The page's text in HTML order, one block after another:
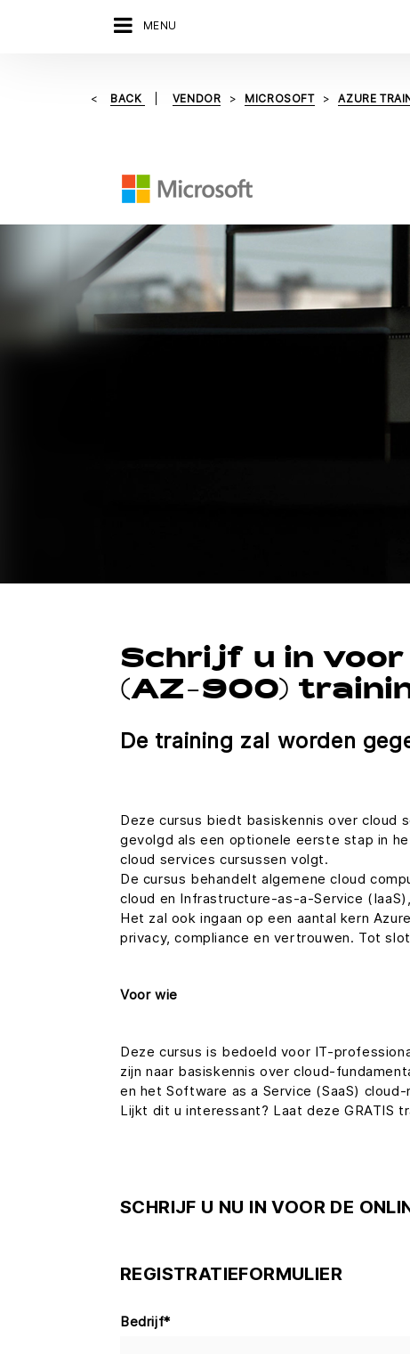
MENU
BACK VENDOR MICROSOFT AZURE
Schrijf u in
(AZ-900)
De training zal worden
Deze cursus biedt basiskennis over cloud
gevolgd als een optionele eerste stap in
cloud services cursussen volgt.
De cursus behandelt algemene cloud
cloud en Infrastructure-as-a-Service
Het zal ook ingaan op een aantal kern
privacy, compliance en vertrouwen. Tot
Voor wie
Deze cursus is bedoeld voor IT-
zijn naar basiskennis over cloud-
en het Software as a Service (SaaS)
Lijkt dit u interessant? Laat deze GRATIS
SCHRIJF U NU IN VOOR DE
REGISTRATIEFORMULIER
Bedrijf*